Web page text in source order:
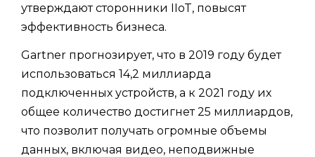
утверждают сторонники IIoT, повысят
эффективность бизнеса.
Gartner прогнозирует, что в 2019 году будет
использоваться 14,2 миллиарда
подключенных устройств, а к 2021 году их
общее количество достигнет 25 миллиардов,
что позволит получать огромные объемы
данных, включая видео, неподвижные